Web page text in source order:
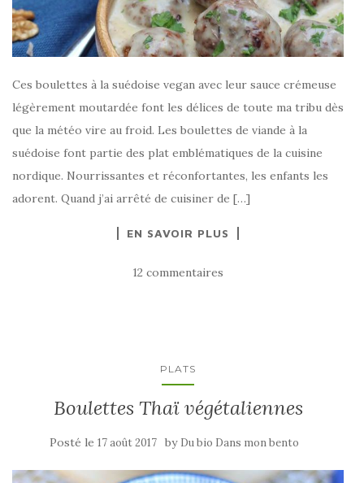
Ces boulettes à la suédoise vegan avec leur sauce crémeuse
légèrement moutardée font les délices de toute ma tribu dès
que la météo vire au froid. Les boulettes de viande à la
suédoise font partie des plat emblématiques de la cuisine
nordique. Nourrissantes et réconfortantes, les enfants les
adorent. Quand j’ai arrêté de cuisiner de […]
EN SAVOIR PLUS
12 commentaires
PLATS
Boulettes Thaï végétaliennes
Posté le 17 août 2017 by Du bio Dans mon bento